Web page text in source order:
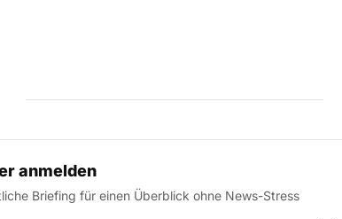
anmelden
Briefing für einen Überblick ohne News-Stress